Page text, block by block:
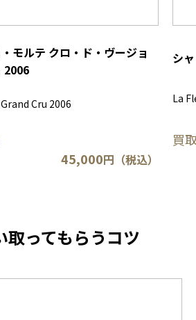
モルテ クロ・ド・ヴージョ
2006
Cru 2006
45,000円（税込）
シ
La
買
取ってもらうコツ